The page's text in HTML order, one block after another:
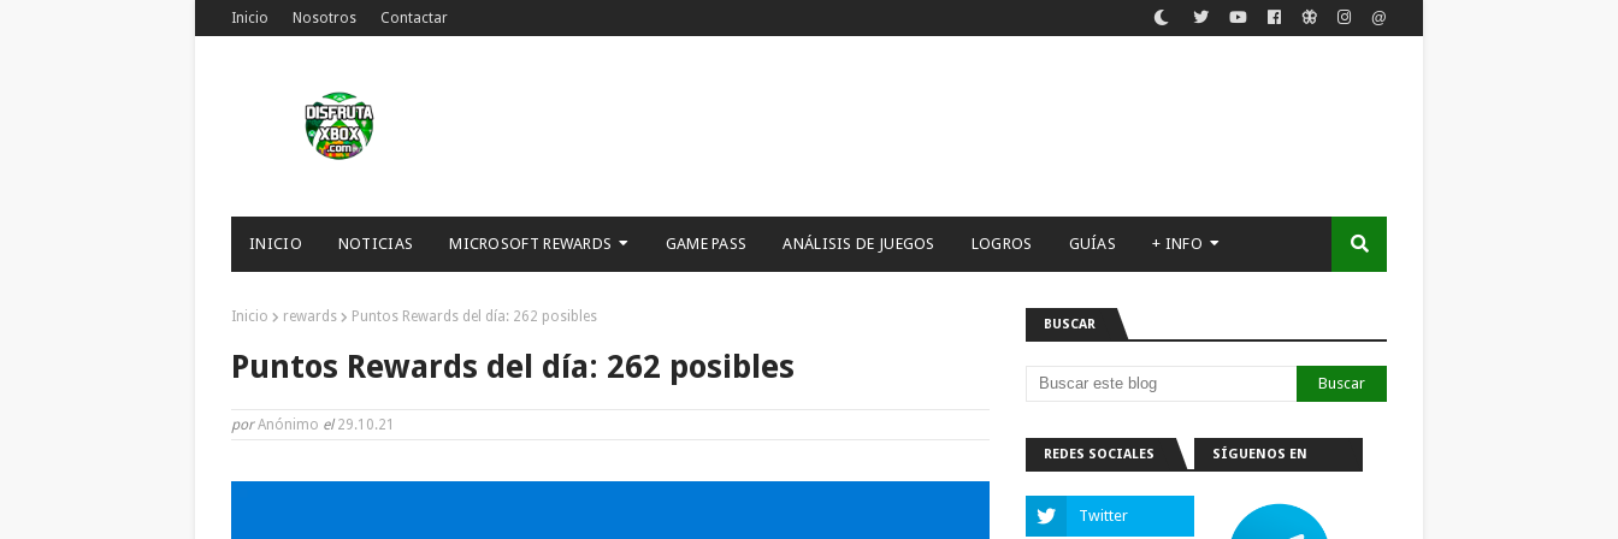
Inicio Nosotros Contactar
INICIO NOTICIAS MICROSOFT REWARDS GAME PASS ANÁLISIS DE JUEGOS LOGROS GUÍAS + INFO
Inicio rewards Puntos Rewards del día: 262 posibles
Puntos Rewards del día: 262 posibles
por Anónimo el29.10.21
BUSCAR
REDES SOCIALES SÍGUENOS EN